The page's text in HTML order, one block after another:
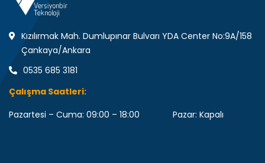
Kızılırmak Mah. Dumlupınar Bulvarı YDA Center No:9A/158
Çankaya/Ankara
0535 685 3181
Çalışma Saatleri:
Pazartesi – Cuma: 09:00 – 18:00 Pazar: Kapalı